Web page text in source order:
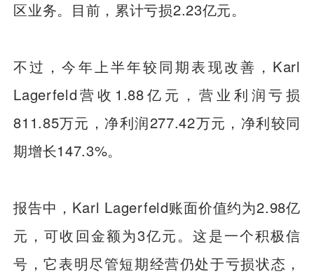
区业务。目前，累计亏损2.23亿元。
不过，今年上半年较同期表现改善，Karl
Lagerfeld营收1.88亿元，营业利润亏损
811.85万元，净利润277.42万元，净利较同
期增长147.3%。
报告中，Karl Lagerfeld账面价值约为2.98亿
元，可收回金额为3亿元。这是一个积极信
号，它表明尽管短期经营仍处于亏损状态，